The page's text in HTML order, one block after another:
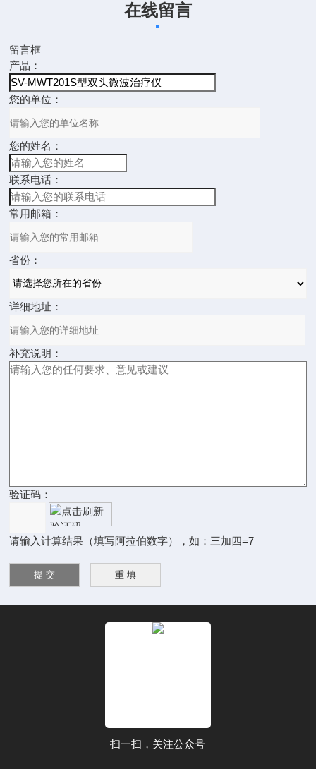
在线留言
留言框
产品：
您的单位：
您的姓名：
联系电话：
常用邮箱：
省份：
详细地址：
补充说明：
验证码：
请输入计算结果（填写阿拉伯数字），如：三加四=7
扫一扫，关注公众号